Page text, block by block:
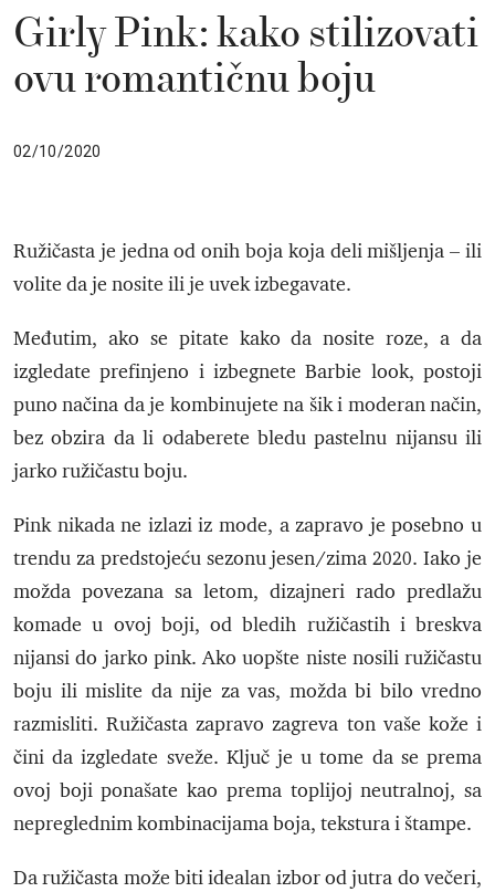
Girly Pink: kako stilizovati
ovu romantičnu boju
02/10/2020
Ružičasta je jedna od onih boja koja deli mišljenja – ili
volite da je nosite ili je uvek izbegavate.
Međutim, ako se pitate kako da nosite roze, a da
izgledate prefinjeno i izbegnete Barbie look, postoji
puno načina da je kombinujete na šik i moderan način,
bez obzira da li odaberete bledu pastelnu nijansu ili
jarko ružičastu boju.
Pink nikada ne izlazi iz mode, a zapravo je posebno u
trendu za predstojeću sezonu jesen/zima 2020. Iako je
možda povezana sa letom, dizajneri rado predlažu
komade u ovoj boji, od bledih ružičastih i breskva
nijansi do jarko pink. Ako uopšte niste nosili ružičastu
boju ili mislite da nije za vas, možda bi bilo vredno
razmisliti. Ružičasta zapravo zagreva ton vaše kože i
čini da izgledate sveže. Ključ je u tome da se prema
ovoj boji ponašate kao prema toplijoj neutralnoj, sa
nepreglednim kombinacijama boja, tekstura i štampe.
Da ružičasta može biti idealan izbor od jutra do večeri,